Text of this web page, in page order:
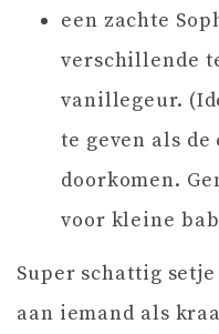
een zachte
verschillende
vanillegeur.
te geven als
doorkomen.
voor kleine
Super schattig
aan iemand als